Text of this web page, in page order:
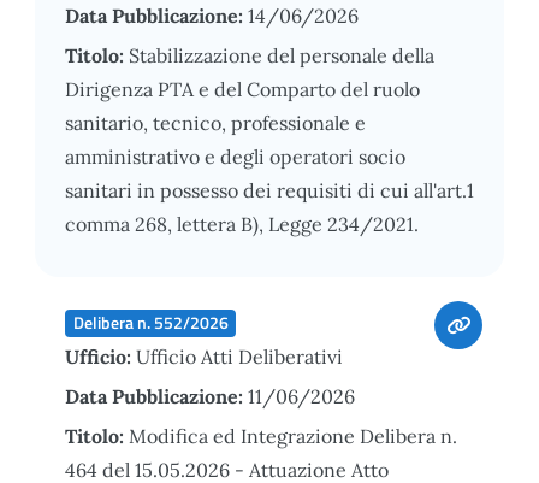
Data Pubblicazione: 14/06/2026
Titolo: Stabilizzazione del personale della
Dirigenza PTA e del Comparto del ruolo
sanitario, tecnico, professionale e
amministrativo e degli operatori socio
sanitari in possesso dei requisiti di cui all'art.1
comma 268, lettera B), Legge 234/2021.
Delibera n. 552/2026
Ufficio: Ufficio Atti Deliberativi
Data Pubblicazione: 11/06/2026
Titolo: Modifica ed Integrazione Delibera n.
464 del 15.05.2026 - Attuazione Atto